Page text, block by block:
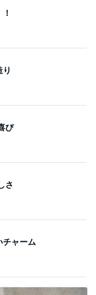
び
さ
チャーム